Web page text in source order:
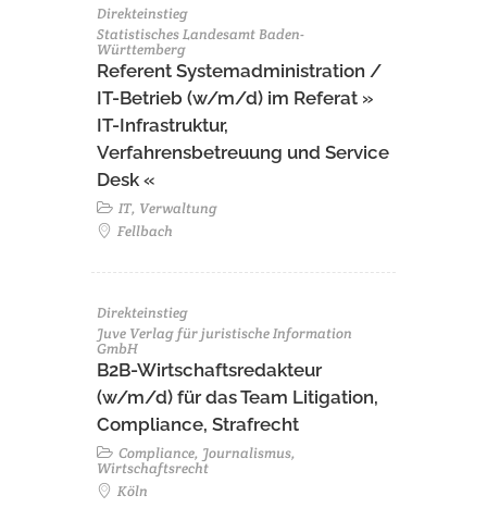
Direkteinstieg
Statistisches Landesamt Baden-
Württemberg
Referent Systemadministration /
IT-Betrieb (w/m/d) im Referat »
IT-Infrastruktur,
Verfahrensbetreuung und Service
Desk «
IT, Verwaltung
Fellbach
Direkteinstieg
Juve Verlag für juristische Information
GmbH
B2B-Wirtschaftsredakteur
(w/m/d) für das Team Litigation,
Compliance, Strafrecht
Compliance, Journalismus,
Wirtschaftsrecht
Köln